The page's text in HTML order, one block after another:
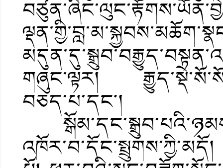
གཞུང་ལྟར།
བཅད་པ་དང༌།